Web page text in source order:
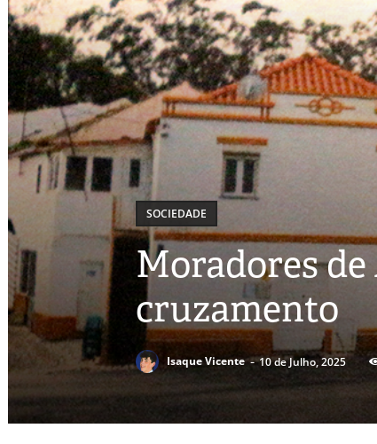
SOCIEDADE
Moradores
cruzamento
Isaque Vicente - 10 de Julho, 2025